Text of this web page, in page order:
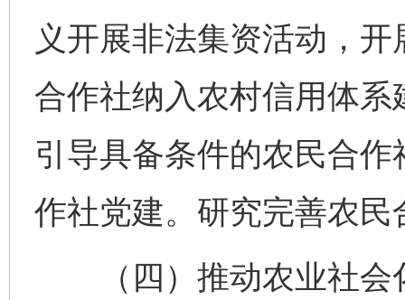
义开展非法集资活动，
合作社纳入农村信用体
引导具备条件的农民合
作社党建。研究完善农
（四）推动农业社会